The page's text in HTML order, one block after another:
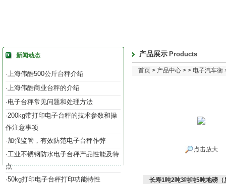
新闻动态
·上海伟酷500公斤台秤介绍
·上海伟酷商业台秤的介绍
·电子台秤常见问题和处理方法
·200kg带打印电子台秤的技术参数和操
作注意事项
·加强监管，有效防范电子台秤作弊
·工业不锈钢防水电子台秤产品性能及特
点
·50kg打印电子台秤打印功能特性
产品展示 Products
首页 > 产品中心 > > 电子汽车衡
点击放大
长寿1吨2吨3吨吨5吨地磅（